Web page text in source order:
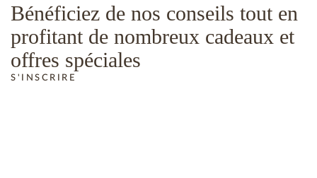
Bénéficiez de nos conseils tout en
profitant de nombreux cadeaux et
offres spéciales
S'INSCRIRE